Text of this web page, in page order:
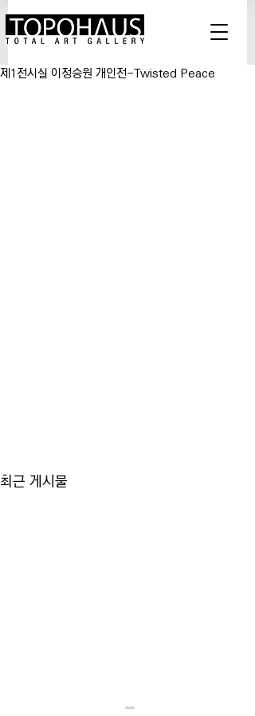
제1전시실 이정승원 개인전-Twisted Peace
최근 게시물